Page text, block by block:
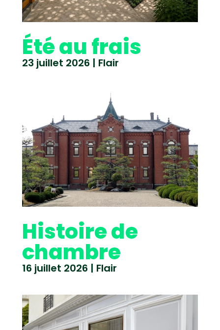
Été au frais
23 juillet 2026 | Flair
Histoire de
chambre
16 juillet 2026 | Flair